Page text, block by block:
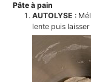
Pâte à pain
AUTOLYSE :
lente puis